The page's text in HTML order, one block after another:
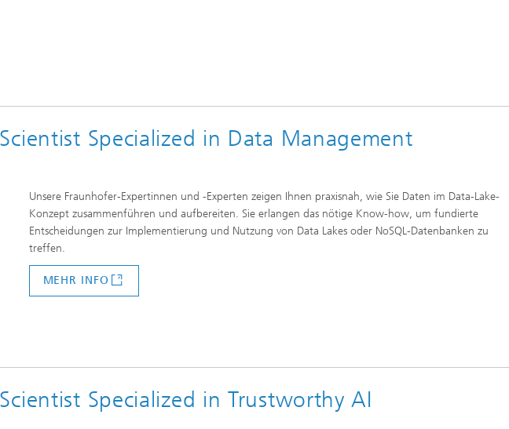
Specialized in Data Management
Unsere Fraunhofer-Expertinnen und -Experten zeigen Ihnen praxisnah, wie Sie Daten im Data-Lake-
Konzept zusammenführen und aufbereiten. Sie erlangen das nötige Know-how, um fundierte
Entscheidungen zur Implementierung und Nutzung von Data Lakes oder NoSQL-Datenbanken zu
treffen.
MEHR INFO
Specialized in Trustworthy AI